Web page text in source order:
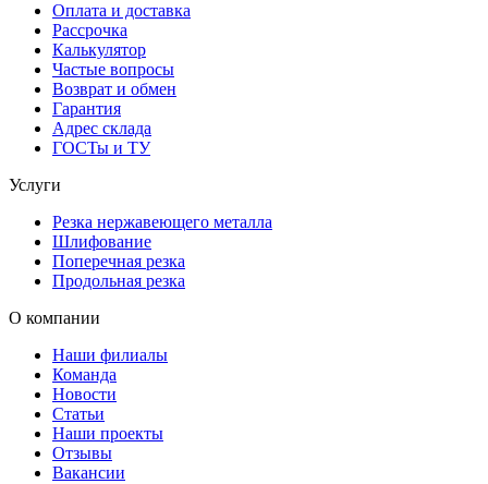
Оплата и доставка
Рассрочка
Калькулятор
Частые вопросы
Возврат и обмен
Гарантия
Адрес склада
ГОСТы и ТУ
Услуги
Резка нержавеющего металла
Шлифование
Поперечная резка
Продольная резка
О компании
Наши филиалы
Команда
Новости
Статьи
Наши проекты
Отзывы
Вакансии